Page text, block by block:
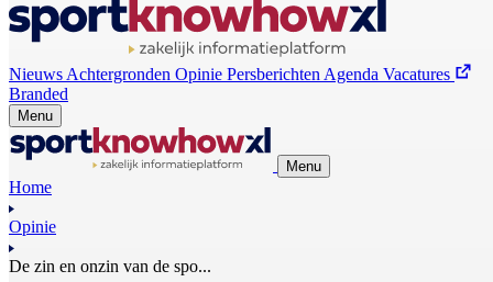
Nieuws Achtergronden Opinie Persberichten Agenda Vacatures
Branded
Menu
Menu
Home
Opinie
De zin en onzin van de spo...